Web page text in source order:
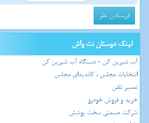
لینک دوستان نت واش
آب شیرین کن - دستگاه آب شیرین کن
انتخابات مجلس ، کاندیدای مجلس
تعمیر تلفن
خرید و فروش خودرو
شرکت صنعتی سخت پوشش